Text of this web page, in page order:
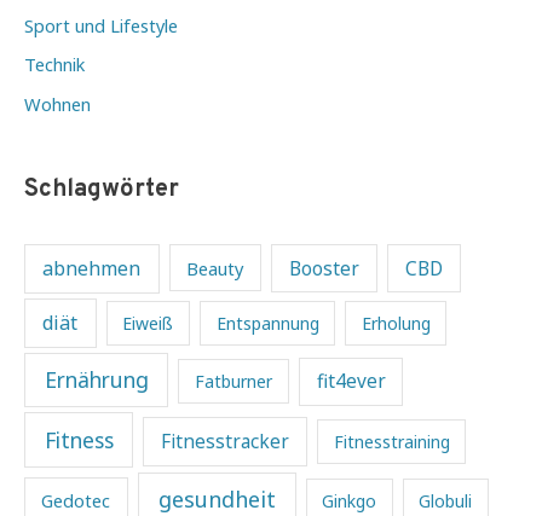
Sport und Lifestyle
Technik
Wohnen
Schlagwörter
abnehmen Beauty Booster CBD
diät Eiweiß Entspannung Erholung
Ernährung Fatburner fit4ever
Fitness Fitnesstracker Fitnesstraining
Gedotec gesundheit Ginkgo Globuli